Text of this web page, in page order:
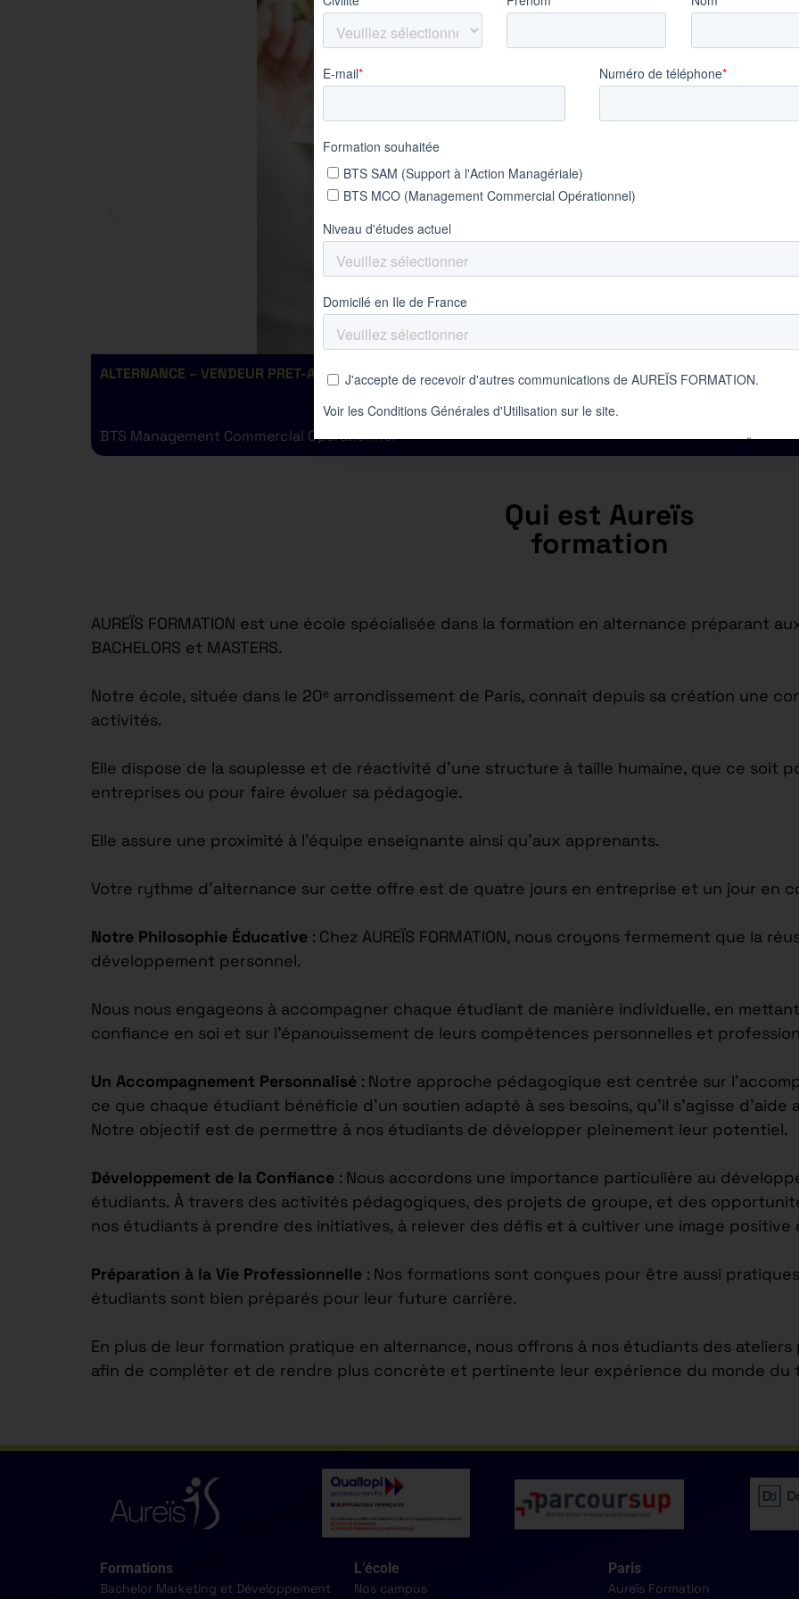
ALTERNANCE – VENDEUR PRET-A-PORTER H/F – BTS MCO
BTS Management Commercial Opérationnel
Qui est Aureïs
formation
AUREÏS FORMATION est une école spécialisée dans la formation en alternance préparant
BACHELORS et MASTERS.
Notre école, située dans le 20ᵉ arrondissement de Paris, connait depuis sa création une
activités.
Elle dispose de la souplesse et de réactivité d’une structure à taille humaine, que ce soit
entreprises ou pour faire évoluer sa pédagogie.
Elle assure une proximité à l’équipe enseignante ainsi qu’aux apprenants.
Votre rythme d’alternance sur cette offre est de quatre jours en entreprise et un jour en
Notre Philosophie Éducative : Chez AUREÏS FORMATION, nous croyons fermement que la
développement personnel.
Nous nous engageons à accompagner chaque étudiant de manière individuelle, en
confiance en soi et sur l’épanouissement de leurs compétences personnelles et
Un Accompagnement Personnalisé : Notre approche pédagogique est centrée sur
ce que chaque étudiant bénéficie d’un soutien adapté à ses besoins, qu’il s’agisse
Notre objectif est de permettre à nos étudiants de développer pleinement leur potentiel.
Développement de la Confiance : Nous accordons une importance particulière au
étudiants. À travers des activités pédagogiques, des projets de groupe, et des
nos étudiants à prendre des initiatives, à relever des défis et à cultiver une image positive
Préparation à la Vie Professionnelle : Nos formations sont conçues pour être aussi
étudiants sont bien préparés pour leur future carrière.
En plus de leur formation pratique en alternance, nous offrons à nos étudiants des
afin de compléter et de rendre plus concrète et pertinente leur expérience du monde du
Formations
Bachelor Marketing et Développement
L’école
Nos campus
Paris
Aureïs Formation